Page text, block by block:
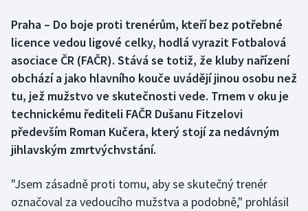
Box
Curling
Dostihy
Florbal
Futsal
Golf
Praha – Do boje proti trenérům, kteří bez potřebné
licence vedou ligové celky, hodlá vyrazit Fotbalová
asociace ČR (FAČR). Stává se totiž, že kluby nařízení
obchází a jako hlavního kouče uvádějí jinou osobu než
tu, jež mužstvo ve skutečnosti vede. Trnem v oku je
technickému řediteli FAČR Dušanu Fitzelovi
především Roman Kučera, který stojí za nedávným
jihlavským zmrtvýchvstání.
"Jsem zásadně proti tomu, aby se skutečný trenér
označoval za vedoucího mužstva a podobně," prohlásil